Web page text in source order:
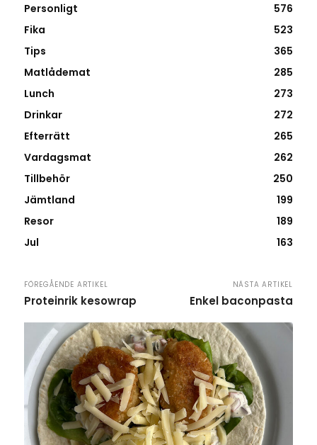
Personligt
576
Fika
523
Tips
365
Matlådemat
285
Lunch
273
Drinkar
272
Efterrätt
265
Vardagsmat
262
Tillbehör
250
Jämtland
199
Resor
189
Jul
163
FÖREGÅENDE ARTIKEL
Proteinrik kesowrap
NÄSTA ARTIKEL
Enkel baconpasta